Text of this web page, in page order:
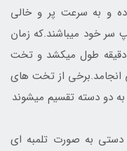
و به سرعت پر و خالی
سر خود میباشند.که زمان
پر شدن تخت های یک نفره بین 4 تا 5 دقیقه طول میکشد و تخت
به طول می انجامد.برخی از تخت های
دو دسته تقسیم میشوند
به صورت تلمبه ای